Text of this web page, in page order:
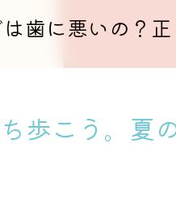
歯に悪いの？
歩こう。夏